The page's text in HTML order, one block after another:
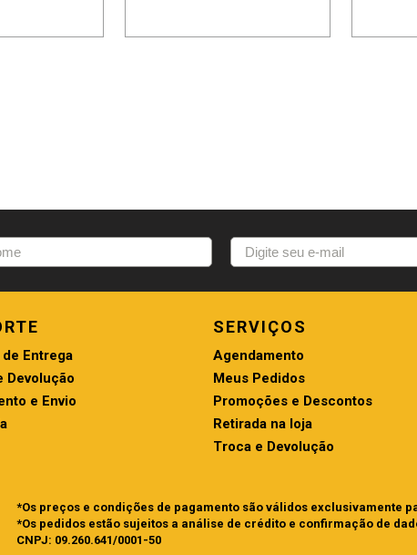
Entrega
Devolução
e Envio
SERVIÇOS
Agendamento
Meus Pedidos
Promoções e Descontos
Retirada na loja
Troca e Devolução
*Os preços e condições de pagamento são válidos exclusivamente
*Os pedidos estão sujeitos a análise de crédito e confirmação de
CNPJ: 09.260.641/0001-50